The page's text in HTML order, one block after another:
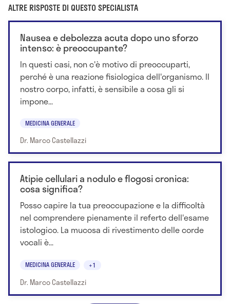
ALTRE RISPOSTE DI QUESTO SPECIALISTA
Nausea e debolezza acuta dopo uno sforzo
intenso: è preoccupante?
In questi casi, non c'è motivo di preoccuparti,
perché è una reazione fisiologica dell'organismo. Il
nostro corpo, infatti, è sensibile a cosa gli si
impone...
MEDICINA GENERALE
Dr. Marco Castellazzi
Atipie cellulari a nodulo e flogosi cronica:
cosa significa?
Posso capire la tua preoccupazione e la difficoltà
nel comprendere pienamente il referto dell'esame
istologico. La mucosa di rivestimento delle corde
vocali è...
MEDICINA GENERALE +1
Dr. Marco Castellazzi